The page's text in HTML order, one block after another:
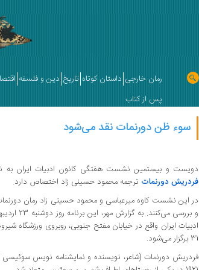
رمان خارجی داستان کوتاه تاریخ دین و فلسفه
پس از کتاب
سوء ظن دورنمات نقد می‌شود
دویست و بیستمین نشست هفتگی کانون ادبیات ایران به
فردریش دورنمات ترجمه محمود حسینی زاد اختصاص دارد.
در این نشست کاوه میرعباسی و محمود حسینی زاد رمان
و بررسی می‌کنند. به گزارش مهر،
ادبیات ایران واقع در خیابان مفتح جنوبی، روبروی ورزشگاه
31 برگزار می‌شود.
فردریش دورنمات (شاعر، نویسنده و نمایشنامه نویس سوئیسی